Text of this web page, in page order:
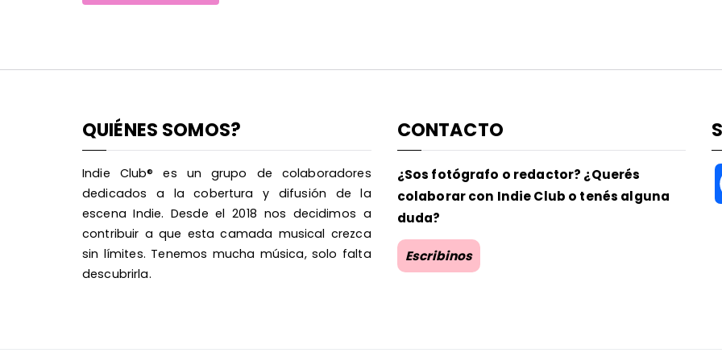
QUIÉNES SOMOS?
Indie Club® es un grupo de colaboradores
dedicados a la cobertura y difusión de la
escena Indie. Desde el 2018 nos decidimos a
contribuir a que esta camada musical crezca
sin límites. Tenemos mucha música, solo falta
descubrirla.
CONTACTO
¿Sos fotógrafo o redactor? ¿Querés
colaborar con Indie Club o tenés alguna
duda?
Escribinos